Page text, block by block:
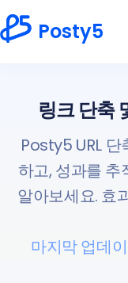
Posty5
링크 단축
Posty5 URL
하고, 성과를
알아보세요. 효
마지막 업데